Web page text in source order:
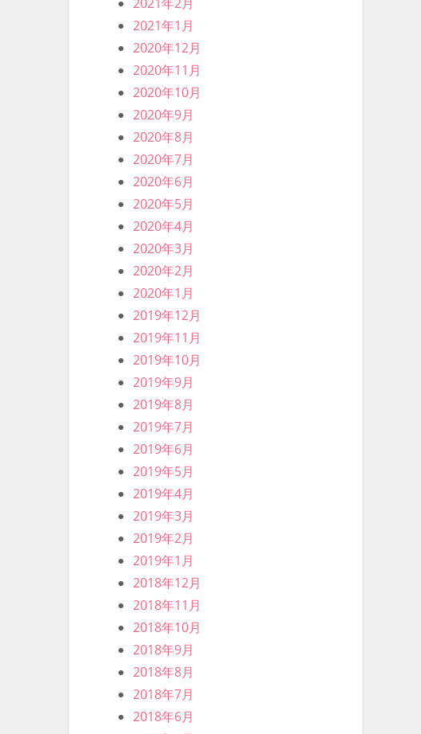
2021年1月
2020年12月
2020年11月
2020年10月
2020年9月
2020年8月
2020年7月
2020年6月
2020年5月
2020年4月
2020年3月
2020年2月
2020年1月
2019年12月
2019年11月
2019年10月
2019年9月
2019年8月
2019年7月
2019年6月
2019年5月
2019年4月
2019年3月
2019年2月
2019年1月
2018年12月
2018年11月
2018年10月
2018年9月
2018年8月
2018年7月
2018年6月